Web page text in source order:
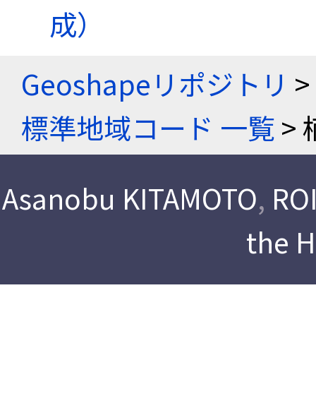
成）
Geoshapeリポジトリ >
標準地域コード 一覧>
Asanobu KITAMOTO,
the